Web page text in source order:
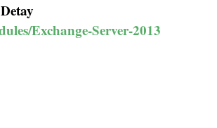
Exchange-Server-2013